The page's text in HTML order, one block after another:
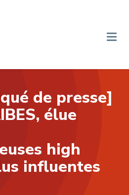
de presse]
élue
high
influentes